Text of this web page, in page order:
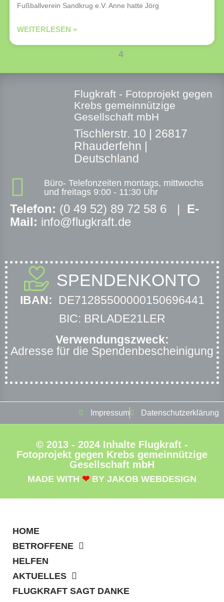
Fußballverein Sandkrug e.V. Anne hatte Jörg
WEITERLESEN »
4
Flugkraft - Fotoprojekt gegen
Krebs gemeinnützige
Gesellschaft mbH
Tischlerstr. 10 | 26817
Rhauderfehn |
Deutschland
Büro- Telefonzeiten montags, mittwochs
und freitags 9:00 - 11:30 Uhr
Telefon: (0 49 52) 89 72 58 6 | E-
Mail: info@flugkraft.de
SPENDENKONTO
IBAN:
DE71285500000150696441
BIC: BRLADE21LER
Verwendungszweck:
Adresse für die Spendenbescheinigung
Impressum Datenschutzerklärung
© 2013 - 2024 Inhalte Flugkraft -
Fotoprojekt gegen Krebs gemeinnützige
Gesellschaft mbH
MADE WITH ❤ BY JAKOB WEBDESIGN
HOME
BETROFFENE
HELFEN
AKTUELLES
FLUGKRAFT SAGT DANKE